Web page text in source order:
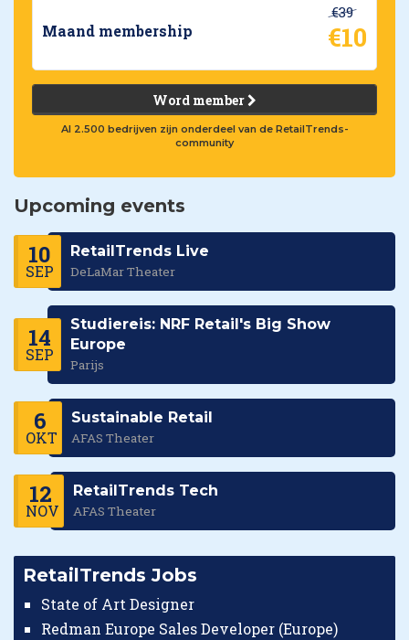
Maand membership
€39
€10
Word member
Al 2.500 bedrijven zijn onderdeel van de RetailTrends-
community
Upcoming events
10
SEP
RetailTrends Live
DeLaMar Theater
14
SEP
Studiereis: NRF Retail's Big Show
Europe
Parijs
6
OKT
Sustainable Retail
AFAS Theater
12
NOV
RetailTrends Tech
AFAS Theater
RetailTrends Jobs
State of Art Designer
Redman Europe Sales Developer (Europe)